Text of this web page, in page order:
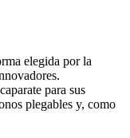
elegida por la
para sus
plegables y, como